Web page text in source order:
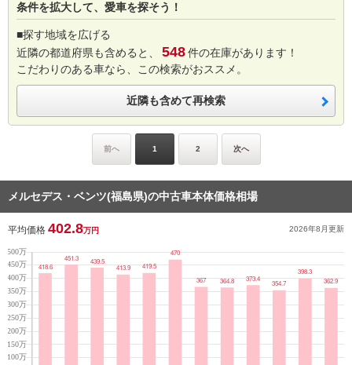
条件を拡大して、愛車を探そう！
■探す地域を広げる
近隣の都道府県も含めると、
548件の在庫があります！
こだわりのある車なら、この検索がおススメ。
近隣も含めて再検索
前へ 1 2 次へ
メルセデス・ベンツ(福島県)の中古車本体価格相場
平均価格 402.8万円 2026年8月更新